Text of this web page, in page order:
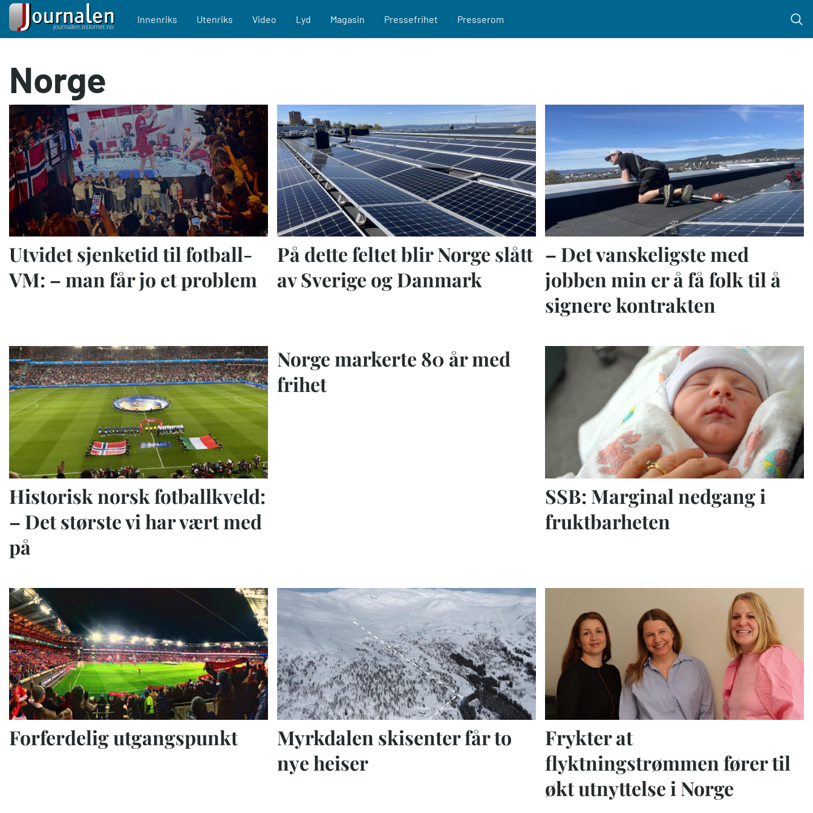
hovedinnhold
Main navigation
Innenriks Utenriks Video Lyd Magasin Pressefrihet Presserom
Norge
Utvidet sjenketid til fotball-
VM: – man får jo et problem
På dette feltet blir Norge slått
av Sverige og Danmark
– Det vanskeligste med
jobben min er å få folk til å
signere kontrakten
Historisk norsk fotballkveld:
– Det største vi har vært med
på
Norge markerte 80 år med
frihet
SSB: Marginal nedgang i
fruktbarheten
Forferdelig utgangspunkt
Myrkdalen skisenter får to
nye heiser
Frykter at
flyktningstrømmen fører til
økt utnyttelse i Norge